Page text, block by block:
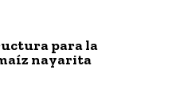
para la
nayarita